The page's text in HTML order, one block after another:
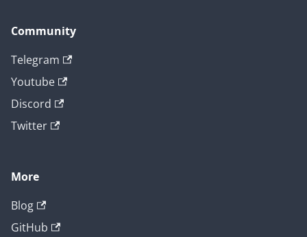
Community
Telegram
Youtube
Discord
Twitter
More
Blog
GitHub